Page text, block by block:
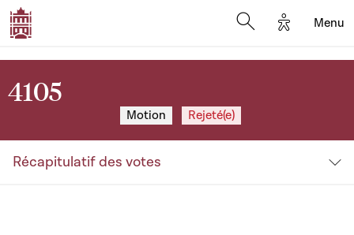
Options
Menu
4105
Motion Rejeté(e)
Récapitulatif des votes